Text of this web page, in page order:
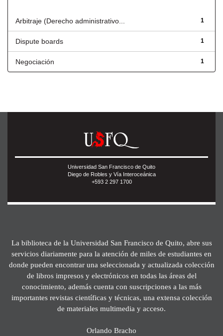
1
Arbitraje (Derecho administrativo...
1
Dispute boards
1
Negociación
Universidad San Francisco de Quito
Diego de Robles y Vía Interoceánica
+593 2 297 1700
La biblioteca de la Universidad San Francisco de Quito, abre sus
servicios diariamente para la atención de miles de estudiantes en
donde pueden encontrar una seleccionada y actualizada colección
de libros impresos y electrónicos en todas las áreas del
conocimiento, además cuenta con suscripciones a las más
importantes revistas científicas y técnicas, una extensa colección
de materiales multimedia y acceso.
Orlando Bracho